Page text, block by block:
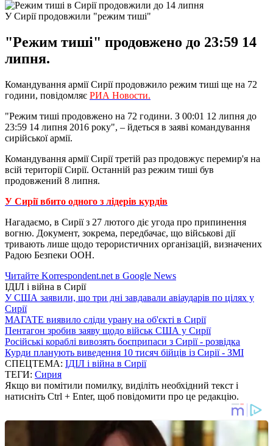
У Сирії продовжили "режим тиші"
"Режим тиші" продовжено до 23:59 14
липня.
Командування армії Сирії продовжило режим тиші ще на 72
години, повідомляє РИА Новости.
"Режим тиші продовжено на 72 години. З 00:01 12 липня до
23:59 14 липня 2016 року", – йдеться в заяві командування
сирійської армії.
Командування армії Сирії третій раз продовжує перемир'я на
всій території Сирії. Останній раз режим тиші був
продовжений 8 липня.
У Сирії вбито одного з лідерів курдів
Нагадаємо, в Сирії з 27 лютого діє угода про припинення
вогню. Документ, зокрема, передбачає, що військові дії
тривають лише щодо терористичних організацій, визначених
Радою Безпеки ООН.
Читайте Korrespondent.net в Google News
ІДІЛ і війна в Сирії
У США заявили, що три дні завдавали авіаударів по цілях у
Сирії
МАГАТЕ виявило сліди урану на об'єкті в Сирії
Пентагон зробив заяву щодо військ США у Сирії
Російські кораблі вивозять боєприпаси з Сирії - розвідка
Курди планують виведення 10 тисяч бійців із Сирії - ЗМІ
СПЕЦТЕМА: ІДІЛ і війна в Сирії
ТЕГИ: Сирия
Якщо ви помітили помилку, виділіть необхідний текст і
натисніть Ctrl + Enter, щоб повідомити про це редакцію.